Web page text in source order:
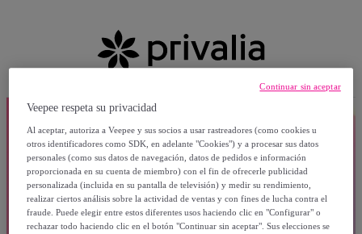
Veepee respeta su privacidad
Al aceptar, autoriza a Veepee y sus socios a usar rastreadores (como cookies u
otros identificadores como SDK, en adelante "Cookies") y a procesar sus datos
personales (como sus datos de navegación, datos de pedidos e información
proporcionada en su cuenta de miembro) con el fin de ofrecerle publicidad
personalizada (incluida en su pantalla de televisión) y medir su rendimiento,
realizar ciertos análisis sobre la actividad de ventas y con fines de lucha contra el
fraude. Puede elegir entre estos diferentes usos haciendo clic en "Configurar" o
rechazar todo haciendo clic en el botón "Continuar sin aceptar". Sus elecciones se
Continuar sin aceptar